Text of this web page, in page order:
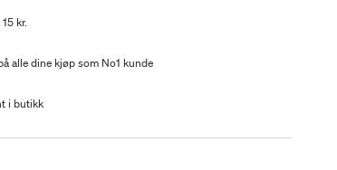
kr.
alle dine kjøp som No1 kunde
i butikk